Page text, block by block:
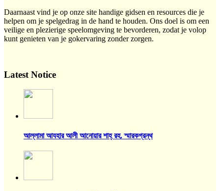
Daarnaast vind je op onze site handige gidsen en resources die je
helpen om je spelgedrag in de hand te houden. Ons doel is om een
veilige en plezierige speelomgeving te bevorderen, zodat je volop
kunt genieten van je gokervaring zonder zorgen.
Latest Notice
আল্লামা আযহার আলী আনোয়ার শাহ্‌ রহ. স্মারকগ্রন্থ